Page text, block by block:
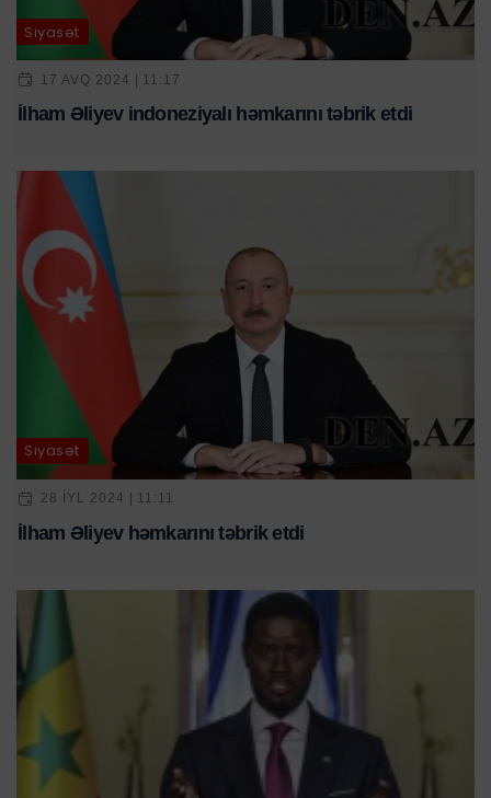
Siyasət
17 AVQ 2024 | 11:17
İlham Əliyev indoneziyalı həmkarını təbrik etdi
Siyasət
28 IYL 2024 | 11:11
İlham Əliyev həmkarını təbrik etdi